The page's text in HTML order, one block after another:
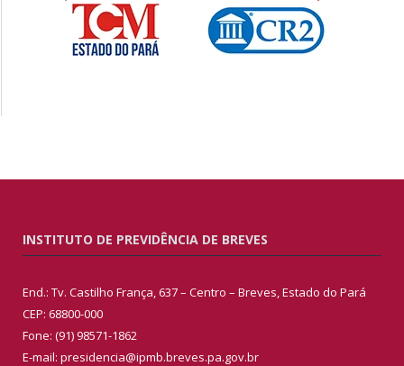
INSTITUTO DE PREVIDÊNCIA DE BREVES
End.: Tv. Castilho França, 637 – Centro – Breves, Estado do Pará
CEP: 68800-000
Fone: (91) 98571-1862
E-mail: presidencia@ipmb.breves.pa.gov.br